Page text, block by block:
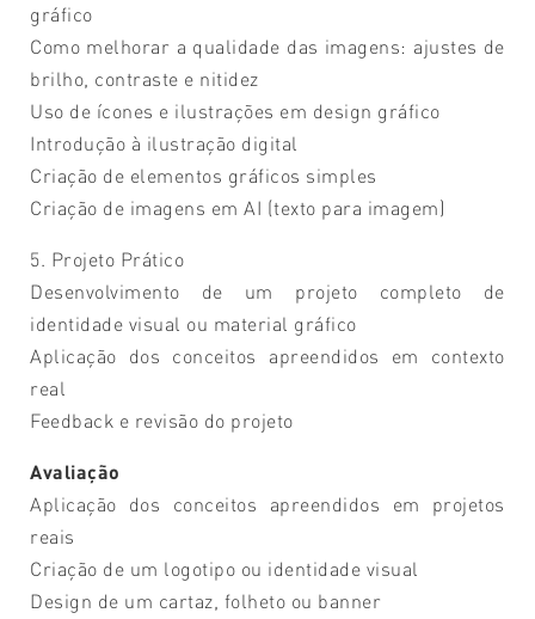
gráfico
Como melhorar a qualidade das imagens: ajustes de
brilho, contraste e nitidez
Uso de ícones e ilustrações em design gráfico
Introdução à ilustração digital
Criação de elementos gráficos simples
Criação de imagens em AI (texto para imagem)
5. Projeto Prático
Desenvolvimento de um projeto completo de
identidade visual ou material gráfico
Aplicação dos conceitos apreendidos em contexto
real
Feedback e revisão do projeto
Avaliação
Aplicação dos conceitos apreendidos em projetos
reais
Criação de um logotipo ou identidade visual
Design de um cartaz, folheto ou banner